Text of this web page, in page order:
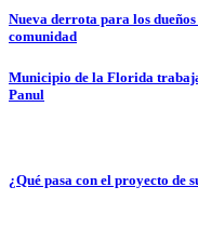
Nueva derrota para los
comunidad
Municipio de la Florida
Panul
¿Qué pasa con el proyecto de